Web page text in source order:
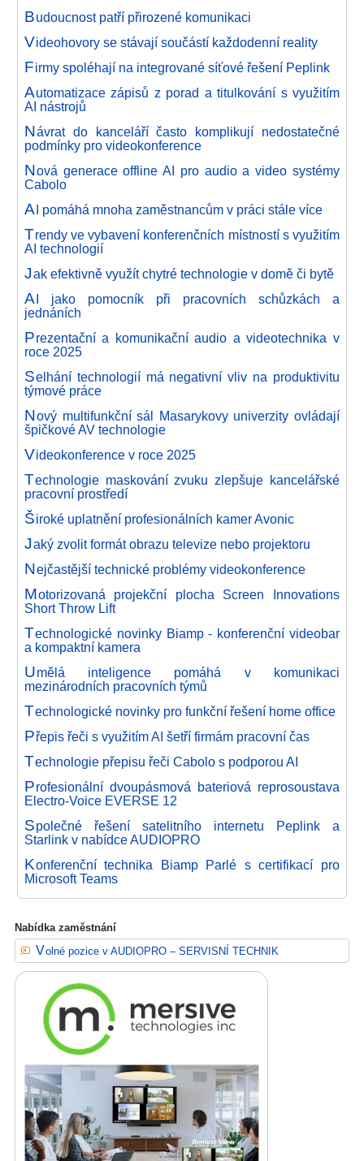
Budoucnost patří přirozené komunikaci
Videohovory se stávají součástí každodenní reality
Firmy spoléhají na integrované síťové řešení Peplink
Automatizace zápisů z porad a titulkování s využitím
AI nástrojů
Návrat do kanceláří často komplikují nedostatečné
podmínky pro videokonference
Nová generace offline AI pro audio a video systémy
Cabolo
AI pomáhá mnoha zaměstnancům v práci stále více
Trendy ve vybavení konferenčních místností s využitím
AI technologií
Jak efektivně využít chytré technologie v domě či bytě
AI jako pomocník při pracovních schůzkách a
jednáních
Prezentační a komunikační audio a videotechnika v
roce 2025
Selhání technologií má negativní vliv na produktivitu
týmové práce
Nový multifunkční sál Masarykovy univerzity ovládají
špičkové AV technologie
Videokonference v roce 2025
Technologie maskování zvuku zlepšuje kancelářské
pracovní prostředí
Široké uplatnění profesionálních kamer Avonic
Jaký zvolit formát obrazu televize nebo projektoru
Nejčastější technické problémy videokonference
Motorizovaná projekční plocha Screen Innovations
Short Throw Lift
Technologické novinky Biamp - konferenční videobar
a kompaktní kamera
Umělá inteligence pomáhá v komunikaci
mezinárodních pracovních týmů
Technologické novinky pro funkční řešení home office
Přepis řeči s využitím AI šetří firmám pracovní čas
Technologie přepisu řeči Cabolo s podporou AI
Profesionální dvoupásmová bateriová reprosoustava
Electro-Voice EVERSE 12
Společné řešení satelitního internetu Peplink a
Starlink v nabídce AUDIOPRO
Konferenční technika Biamp Parlé s certifikací pro
Microsoft Teams
Nabídka zaměstnání
Volné pozice v AUDIOPRO – SERVISNÍ TECHNIK